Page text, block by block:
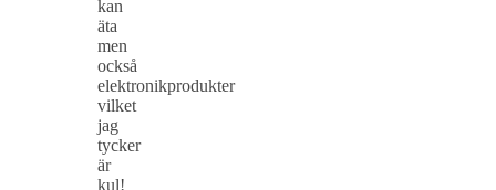
kan
äta
men
också
elektronikprodukter
vilket
jag
tycker
är
kul!